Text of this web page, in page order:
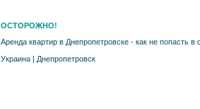
ОСТОРОЖНО!
Аренда квартир в Днепропетровске - как не попасть
Украина | Днепропетровск